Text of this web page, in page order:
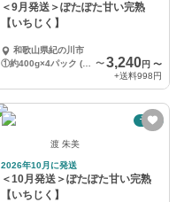
＜9月発送＞ぽたぽた甘い完熟
【いちじく】
和歌山県紀の川市
①約400g×4パック (約1.6kg) 優品 訳あり 規格外 加工用 or ご家庭用
〜3,240円 〜
+送料998円
予約
渡 朱美
2026年10月に発送
＜10月発送＞ぽたぽた甘い完熟
【いちじく】